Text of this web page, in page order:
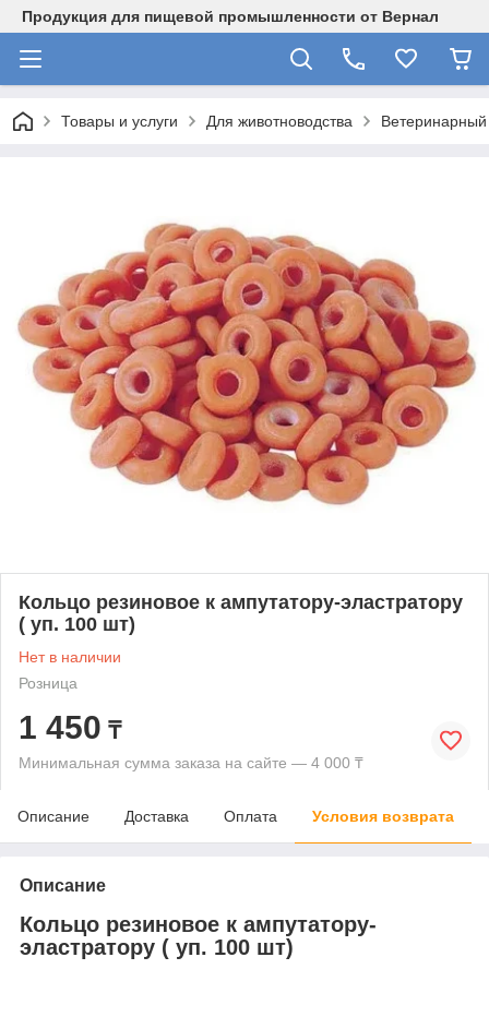
Продукция для пищевой промышленности от Вернал
Товары и услуги Для животноводства
Кольцо резиновое к ампутатору-эластратору
( уп. 100 шт)
Нет в наличии
Розница
1 450 ₸
Минимальная сумма заказа на сайте — 4 000 ₸
Описание Доставка Оплата Условия возврата
Описание
Кольцо резиновое к ампутатору-
эластратору ( уп. 100 шт)